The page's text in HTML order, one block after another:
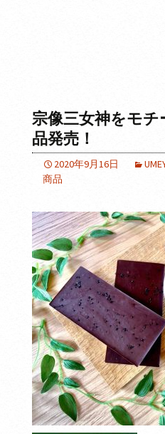
宗像三女神をモ
品発売！
2020年9月16日
商品